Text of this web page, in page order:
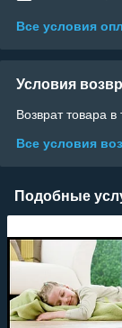
Все условия
Условия
Возврат товара
Все условия
Подобные